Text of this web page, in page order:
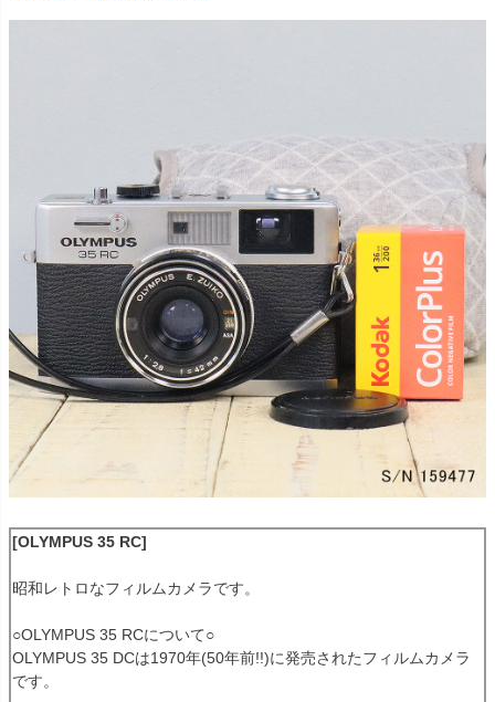
[OLYMPUS 35 RC]
昭和レトロなフィルムカメラです。
○OLYMPUS 35 RCについて○
OLYMPUS 35 DCは1970年(50年前!!)に発売されたフィルムカメラ
です。